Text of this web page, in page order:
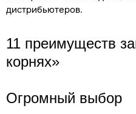
дистрибьютеров.
11 преимуществ
корнях»
Огромный выбор